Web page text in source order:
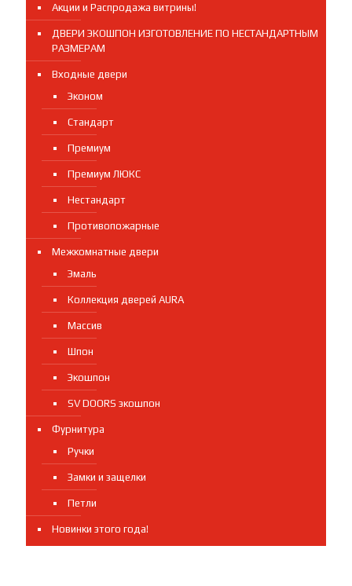
Акции и Распродажа витрины!
ДВЕРИ ЭКОШПОН ИЗГОТОВЛЕНИЕ ПО НЕСТАНДАРТНЫМ
РАЗМЕРАМ
Входные двери
Эконом
Стандарт
Премиум
Премиум ЛЮКС
Нестандарт
Противопожарные
Межкомнатные двери
Эмаль
Коллекция дверей AURA
Массив
Шпон
Экошпон
SV DOORS экошпон
Фурнитура
Ручки
Замки и защелки
Петли
Новинки этого года!